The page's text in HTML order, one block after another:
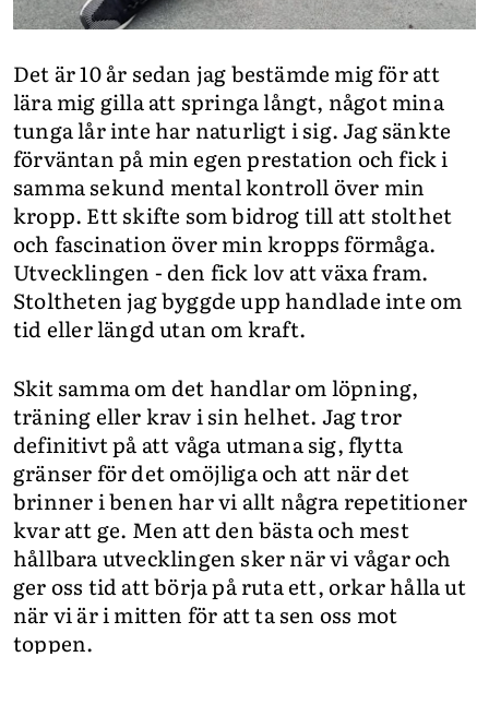
Det är 10 år sedan jag bestämde mig för att
lära mig gilla att springa långt, något mina
tunga lår inte har naturligt i sig. Jag sänkte
förväntan på min egen prestation och fick i
samma sekund mental kontroll över min
kropp. Ett skifte som bidrog till att stolthet
och fascination över min kropps förmåga.
Utvecklingen - den fick lov att växa fram.
Stoltheten jag byggde upp handlade inte om
tid eller längd utan om kraft.
Skit samma om det handlar om löpning,
träning eller krav i sin helhet. Jag tror
definitivt på att våga utmana sig, flytta
gränser för det omöjliga och att när det
brinner i benen har vi allt några repetitioner
kvar att ge. Men att den bästa och mest
hållbara utvecklingen sker när vi vågar och
ger oss tid att börja på ruta ett, orkar hålla ut
när vi är i mitten för att ta sen oss mot
toppen.